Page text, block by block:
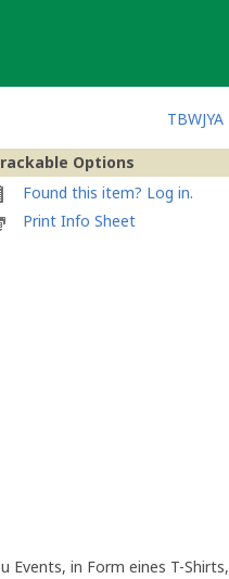
TBWJYA
Options
Found this item? Log in.
Printable
Print Info Sheet
Events, in Form eines T-Shirts,